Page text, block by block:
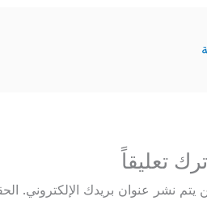
تعليقاً
يتم نشر عنوان بريدك الإلكتروني.